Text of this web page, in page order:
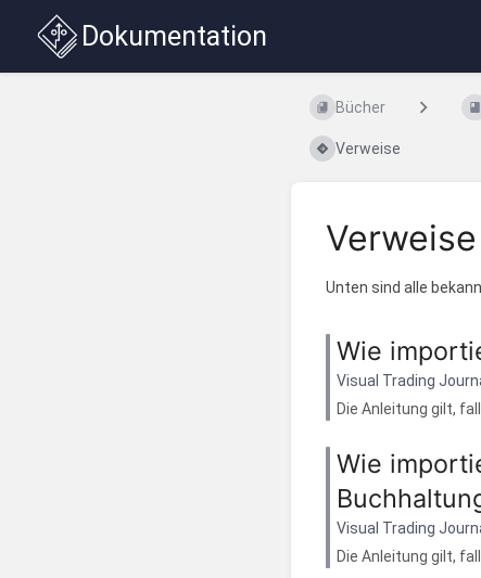
Dokumentation
Bücher
Verweise
Verweise
Unten sind alle
Wie
Visual Trading
Die Anleitung gilt,
Wie
Visual Trading
Die Anleitung gilt,